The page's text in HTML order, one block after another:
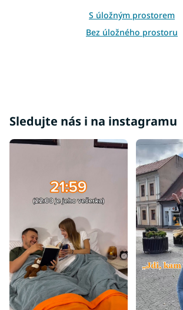
r
v
k
u
S úložným prostorem
Bez úložného prostoru
Sledujte nás i na instagramu